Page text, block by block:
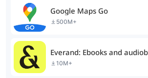
Google Maps Go
500M+
Everand: Ebooks and
10M+